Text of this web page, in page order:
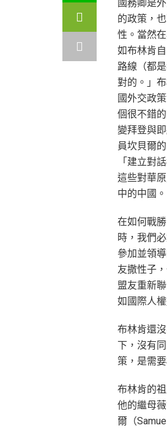
國務卿是
的政策，
性。當然
如布林肯
路線（都
對的。」
國外交政
個很不錯
變拜登與
員坎貝爾
「建立對
這些對華
中的中國。
在如何戰
時，我們
參加並領
友撒性子
盟友重新
如國際人
布林肯還
下，沒有
策，是需
布林肯的
他的繼母
爾（